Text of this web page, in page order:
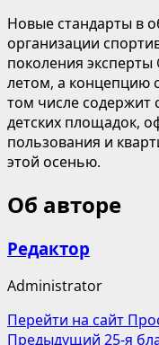
Новые стандарты в
организации
поколения эксперты
летом, а концепцию
том числе содержит
детских площадок,
пользования и
этой осенью.
Об авторе
Редактор
Administrator
Перейти на сайт
Предыдущий 25-я